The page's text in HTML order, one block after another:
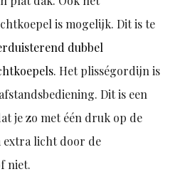
is mogelijk. Dit is te
dubbel
. Het plisségordijn is
Dit is een
je zo met één druk op de
extra licht door de
niet.